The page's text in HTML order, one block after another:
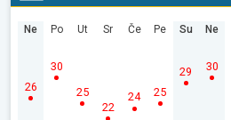
Ne
26
Po
30
Ut
25
Sr
22
Če
24
Pe
25
Su
29
Ne
30